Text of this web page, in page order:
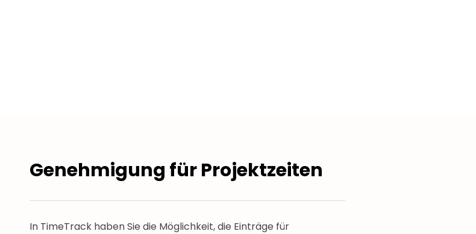
Genehmigung für Projektzeiten
In TimeTrack haben Sie die Möglichkeit, die Einträge für